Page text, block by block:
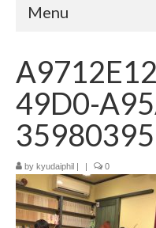
Menu
演奏会情報
九大フィルの歴史
ご寄付のお願い
49D0-
by kyudaiphil 0